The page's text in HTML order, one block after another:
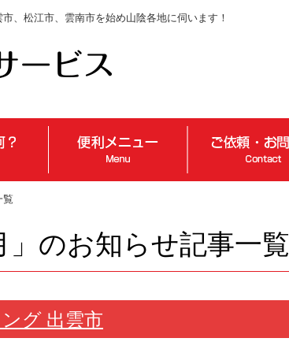
、松江市、雲南市を始め山陰各地に伺います！
覧
」のお知らせ記事一覧
グ 出雲市